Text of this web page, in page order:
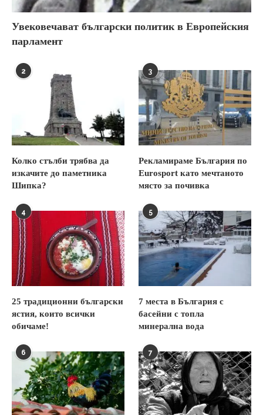
Увековечават български политик в Европейския
парламент
2
Колко стълби трябва да
изкачите до паметника
Шипка?
3
Рекламираме България по
Eurosport като мечтаното
място за почивка
4
25 традиционни български
ястия, които всички
обичаме!
5
7 места в България с
басейни с топла
минерална вода
6 7